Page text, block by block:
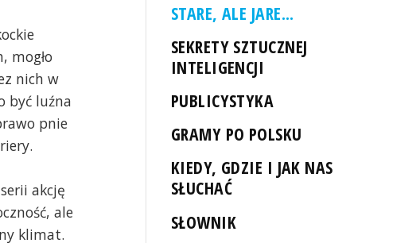
mogło
nich w
być luźna
pnie
akcję
ale
klimat.
STARE, ALE JARE...
SEKRETY SZTUCZNEJ
INTELIGENCJI
PUBLICYSTYKA
GRAMY PO POLSKU
KIEDY, GDZIE I JAK NAS
SŁUCHAĆ
SŁOWNIK